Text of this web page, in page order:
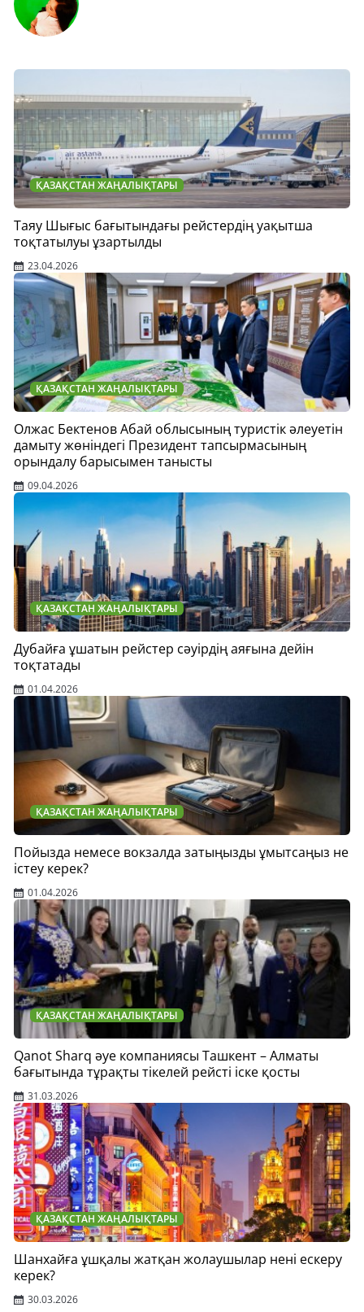
ҚАЗАҚСТАН ЖАҢАЛЫҚТАРЫ
Таяу Шығыс бағытындағы рейстердің уақытша
тоқтатылуы ұзартылды
23.04.2026
ҚАЗАҚСТАН ЖАҢАЛЫҚТАРЫ
Олжас Бектенов Абай облысының туристік әлеуетін
дамыту жөніндегі Президент тапсырмасының
орындалу барысымен танысты
09.04.2026
ҚАЗАҚСТАН ЖАҢАЛЫҚТАРЫ
Дубайға ұшатын рейстер сәуірдің аяғына дейін
тоқтатады
01.04.2026
ҚАЗАҚСТАН ЖАҢАЛЫҚТАРЫ
Пойызда немесе вокзалда затыңызды ұмытсаңыз не
істеу керек?
01.04.2026
ҚАЗАҚСТАН ЖАҢАЛЫҚТАРЫ
Qanot Sharq әуе компаниясы Ташкент – Алматы
бағытында тұрақты тікелей рейсті іске қосты
31.03.2026
ҚАЗАҚСТАН ЖАҢАЛЫҚТАРЫ
Шанхайға ұшқалы жатқан жолаушылар нені ескеру
керек?
30.03.2026